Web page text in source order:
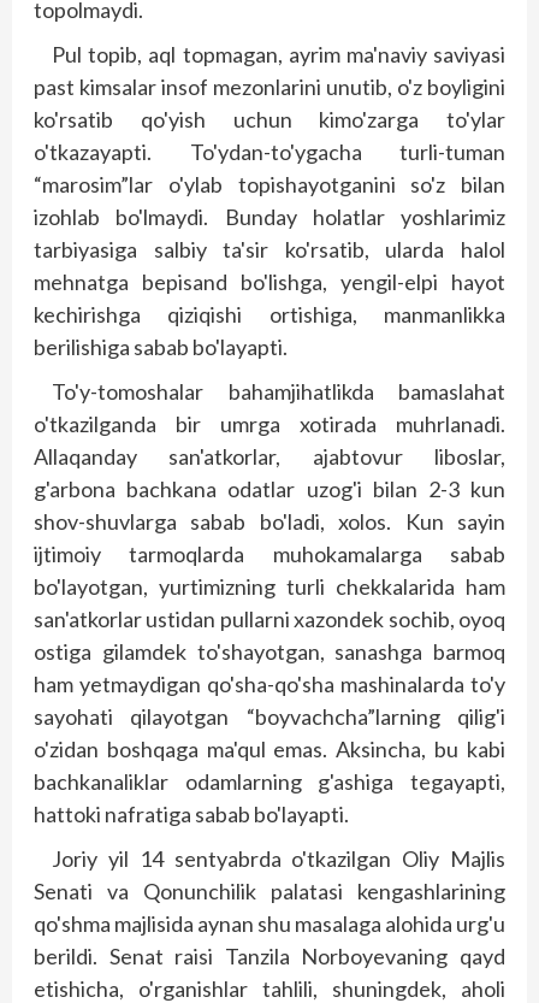
topolmaydi.
Pul topib, aql topmagan, ayrim ma'naviy saviyasi
past kimsalar insof mezonlarini unutib, o'z boyligini
ko'rsatib qo'yish uchun kimo'zarga to'ylar
o'tkazayapti. To'ydan-to'ygacha turli-tuman
“marosim”lar o'ylab topishayotganini so'z bilan
izohlab bo'lmaydi. Bunday holatlar yoshlarimiz
tarbiyasiga salbiy ta'sir ko'rsatib, ularda halol
mehnatga bepisand bo'lishga, yengil-elpi hayot
kechirishga qiziqishi ortishiga, manmanlikka
berilishiga sabab bo'layapti.
To'y-tomoshalar bahamjihatlikda bamaslahat
o'tkazilganda bir umrga xotirada muhrlanadi.
Allaqanday san'atkorlar, ajabtovur liboslar,
g'arbona bachkana odatlar uzog'i bilan 2-3 kun
shov-shuvlarga sabab bo'ladi, xolos. Kun sa­yin
ijtimoiy tarmoqlarda muhokamalarga sabab
bo'layotgan, yurtimizning turli chekkalarida ham
san'atkorlar ustidan pullarni xazondek sochib, oyoq
ostiga gilamdek to'shayotgan, sanashga barmoq
ham yetmaydigan qo'sha-qo'sha mashinalarda to'y
sayohati qilayotgan “boyvachcha”larning qilig'i
o'zidan boshqaga ma'­qul emas. Aksincha, bu kabi
bachkanaliklar odamlarning g'ashiga tegayapti,
hattoki nafratiga sabab bo'layapti.
Joriy yil 14 sentyabrda o'tkazilgan Oliy Majlis
Senati va Qonunchilik palatasi kengashlarining
qo'shma majlisida aynan shu masalaga alohida urg'u
berildi. Senat raisi Tanzila Norboyevaning qayd
etishicha, o'rganishlar tahlili, shuningdek, aholi